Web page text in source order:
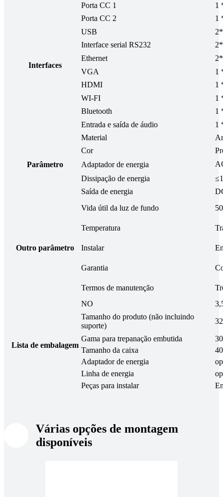
Interfaces
Porta CC 1
1
Porta CC 2
1
USB
Interface serial RS232
Ethernet
VGA
1
HDMI
1
WI-FI
1
Bluetooth
1
Entrada e saída de áudio
1
Parâmetro
Material
Cor
Adaptador de energia
Dissipação de energia
Saída de energia
Outro parâmetro
Vida útil da luz de fundo
Temperatura
Instalar
Garantia
Termos de manutenção
Lista de embalagem
NO
Tamanho do produto (não incluindo
suporte)
Gama para trepanação embutida
Tamanho da caixa
Adaptador de energia
Linha de energia
Peças para instalar
Várias opções de montagem
disponíveis